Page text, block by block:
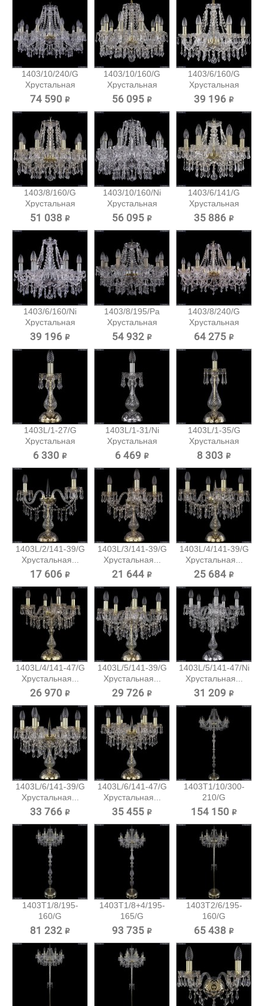
1403/10/240/G
Хрустальная
подвесная...
74 590 ₽
1403/10/160/G
Хрустальная
подвесная...
56 095 ₽
1403/6/160/G
Хрустальная
подвесная...
39 196 ₽
1403/8/160/G
Хрустальная
подвесная...
51 038 ₽
1403/10/160/Ni
Хрустальная
подвесная...
56 095 ₽
1403/6/141/G
Хрустальная
подвесная...
35 886 ₽
1403/6/160/Ni
Хрустальная
подвесная...
39 196 ₽
1403/8/195/Pa
Хрустальная
подвесная...
54 932 ₽
1403/8/240/G
Хрустальная
подвесная...
64 275 ₽
1403L/1-27/G
Хрустальная
настольная...
6 330 ₽
1403L/1-31/Ni
Хрустальная
настольная...
6 469 ₽
1403L/1-35/G
Хрустальная
настольная...
8 303 ₽
1403L/2/141-39/G
Хрустальная...
17 606 ₽
1403L/3/141-39/G
Хрустальная...
21 644 ₽
1403L/4/141-39/G
Хрустальная...
25 684 ₽
1403L/4/141-47/G
Хрустальная...
26 970 ₽
1403L/5/141-39/G
Хрустальная...
29 726 ₽
1403L/5/141-47/Ni
Хрустальная...
31 209 ₽
1403L/6/141-39/G
Хрустальная...
33 766 ₽
1403L/6/141-47/G
Хрустальная...
35 455 ₽
1403T1/10/300-
210/G
Хрустальный...
154 150 ₽
1403T1/8/195-
160/G
Хрустальный
81 232 ₽
1403T1/8+4/195-
165/G
Хрустальный...
93 735 ₽
1403T2/6/195-
160/G
Хрустальный
65 438 ₽